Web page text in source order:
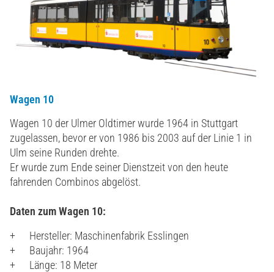
Wagen 10
Wagen 10 der Ulmer Oldtimer wurde 1964 in Stuttgart
zugelassen, bevor er von 1986 bis 2003 auf der Linie 1 in
Ulm seine Runden drehte.
Er wurde zum Ende seiner Dienstzeit von den heute
fahrenden Combinos abgelöst.
Daten zum Wagen 10:
Hersteller: Maschinenfabrik Esslingen
Baujahr: 1964
Länge: 18 Meter